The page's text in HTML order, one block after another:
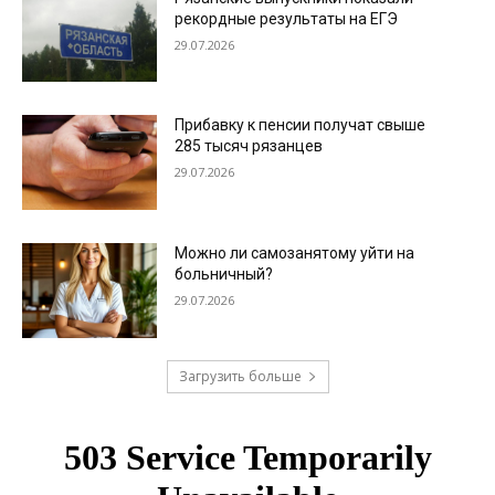
рекордные результаты на ЕГЭ
29.07.2026
Прибавку к пенсии получат свыше
285 тысяч рязанцев
29.07.2026
Можно ли самозанятому уйти на
больничный?
29.07.2026
Загрузить больше